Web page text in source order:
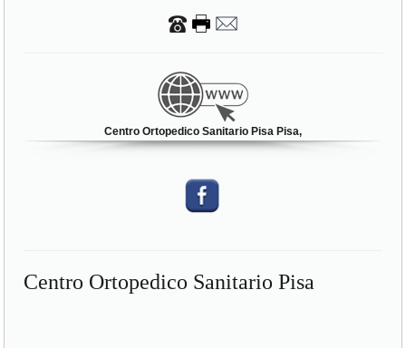
Centro Ortopedico Sanitario Pisa Pisa,
Centro Ortopedico Sanitario Pisa